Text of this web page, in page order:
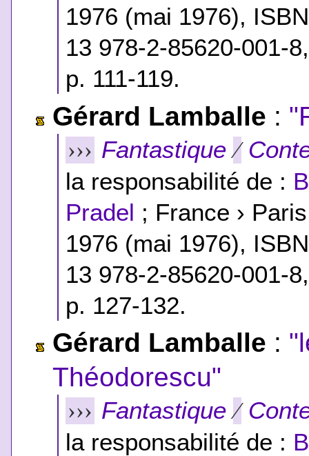
1976 (mai 1976),
13 978-2-85620-001-8
p. 111-119.
Gérard Lamballe :
››› Fantastique ⁄
la responsabilité de :
Pradel ; France ›
1976 (mai 1976),
13 978-2-85620-001-8
p. 127-132.
Gérard Lamballe :
Théodorescu"
››› Fantastique ⁄
la responsabilité de :